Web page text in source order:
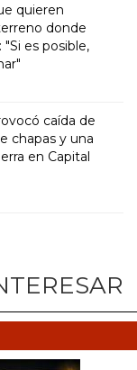
quieren
donde
es posible,
caída de
chapas y una
en Capital